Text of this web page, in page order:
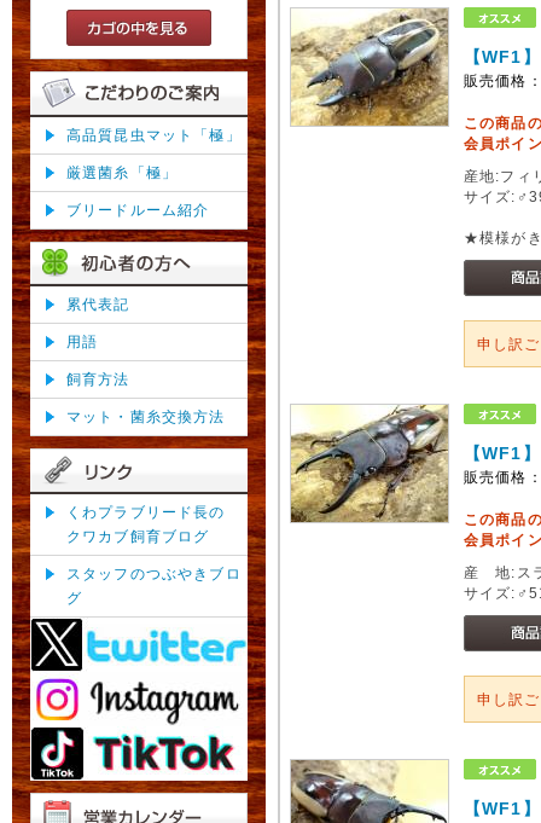
高品質昆虫マット「極」
厳選菌糸「極」
ブリードルーム紹介
累代表記
用語
飼育方法
マット・菌糸交換方法
くわプラブリード長の
クワカブ飼育ブログ
スタッフのつぶやきブロ
グ
【WF1
販売価格
この商品
会員ポイ
産地:フ
サイズ
★模様が
申し訳
【WF1
販売価格
この商品
会員ポイ
産 地:ス
サイズ
申し訳
【WF1